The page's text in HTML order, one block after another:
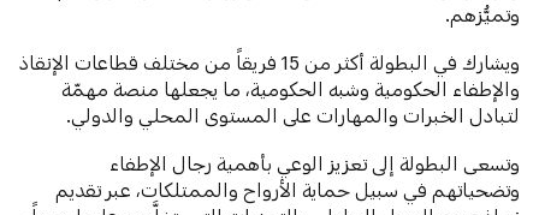
وتميُّزهم.
ويشارك في البطولة أكثر من 15 فريقاً من مختلف قطاعات الإنقاذ
والإطفاء الحكومية وشبه الحكومية، ما يجعلها منصة مهمّة
لتبادل الخبرات والمهارات على المستوى المحلي والدولي.
وتسعى البطولة إلى تعزيز الوعي بأهمية رجال الإطفاء
وتضحياتهم في سبيل حماية الأرواح والممتلكات، عبر تقديم